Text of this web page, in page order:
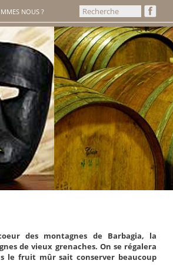
NOUS ?
des montagnes de Barbagia, la
de vieux grenaches. On se régalera
le fruit mûr sait conserver beaucoup